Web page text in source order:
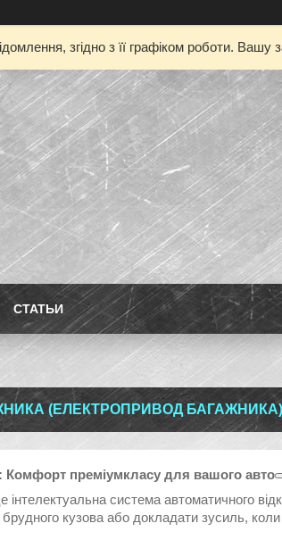
згідно з її графіком роботи.
СТАТЬИ
(ЕЛЕКТРОПРИВОД БАГАЖНИКА)
Комфорт преміумкласу для вашого авто
інтелектуальна система автоматичного
брудного кузова або докладати зусиль,